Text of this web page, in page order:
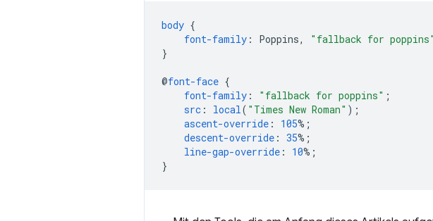
body {
font-family : Poppins, "fallback for poppins"
}
@font-face {
font-family : "fallback for poppins" ;
src : local( "Times New Roman" );
ascent-override : 105%;
descent-override : 35%;
line-gap-override : 10%;
}